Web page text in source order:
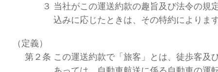
３ 当社がこの運送約款の趣旨及び法令の規
込みに応じたときは、その特約によりま
（定義）
第２条 この運送約款で「旅客」とは、徒歩客及